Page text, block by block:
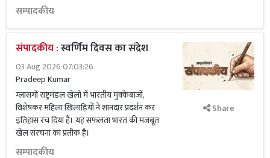
सम्पादकीय
संपादकीय :स्वर्णिम दिवस का संदेश
03 Aug 2026 07:03:26
Pradeep Kumar
ग्लासगो राष्ट्रमंडल खेलों में भारतीय मुक्केबाजों,
विशेषकर महिला खिलाड़ियों ने शानदार प्रदर्शन कर
इतिहास रच दिया है। यह सफलता भारत की मजबूत
खेल संरचना का प्रतीक है।
सम्पादकीय
Share